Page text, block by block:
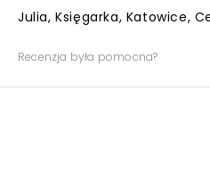
Julia, Księgarka, Katowice,
Recenzja była pomocna?